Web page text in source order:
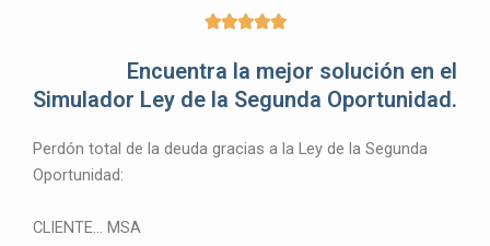
5
5
Encuentra la mejor solución en el
Simulador Ley de la Segunda Oportunidad.
Perdón total de la deuda gracias a la Ley de la Segunda
Oportunidad:
CLIENTE… MSA